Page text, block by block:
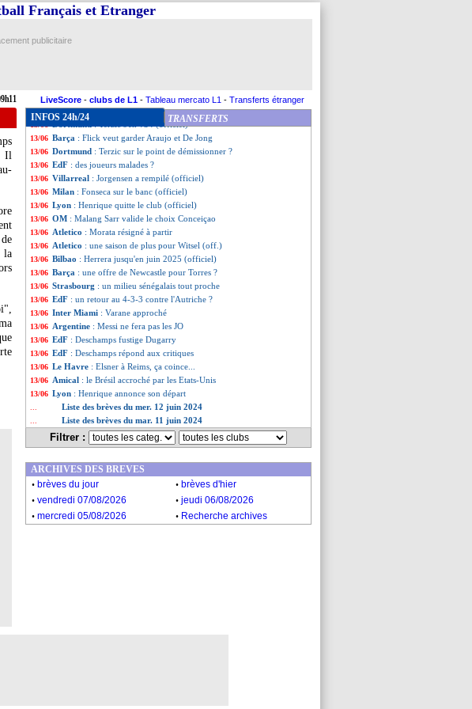
Français et Etranger
publicitaire
LiveScore - clubs de L1 - Tableau mercato L1 - Transferts étranger
Il
la
INFOS 24h/24 TRANSFERTS
13/06 Newcastle: Lloyd Kelly a signé (officiel)
13/06 EdF: quand Mbappé a consolé Clauss...
13/06 Espagne
13/06 Barça: des salaires difficiles à verser ?
13/06 OM: un rebondissement avec De Zerbi !
: Terzic s'en va ! (officiel)
13/06 Barça : Flick veut garder Araujo et De Jong
13/06 Dortmund : Terzic sur le point de démissionner ?
13/06 EdF : des joueurs malades ?
13/06 Villarreal : Jorgensen a rempilé (officiel)
13/06 Milan : Fonseca sur le banc (officiel)
13/06 Lyon : Henrique quitte le club (officiel)
13/06 OM : Malang Sarr valide le choix Conceiçao
13/06 Atletico : Morata résigné à partir
13/06 Atletico : une saison de plus pour Witsel (off.)
13/06 Bilbao : Herrera jusqu'en juin 2025 (officiel)
13/06 Barça : une offre de Newcastle pour Torres ?
13/06 Strasbourg : un milieu sénégalais tout proche
13/06 EdF : un retour au 4-3-3 contre l'Autriche ?
13/06 Inter Miami : Varane approché
13/06 Argentine : Messi ne fera pas les JO
13/06 EdF : Deschamps fustige Dugarry
13/06 EdF : Deschamps répond aux critiques
13/06 Le Havre : Elsner à Reims, ça coince...
13/06 Amical : le Brésil accroché par les Etats-Unis
13/06 Lyon : Henrique annonce son départ
Liste des brèves du mer. 12 juin 2024
Liste des brèves du mar. 11 juin 2024
Filtrer :
ARCHIVES DES BREVES
. brèves du jour . brèves d'hier
. vendredi 07/08/2026 . jeudi 06/08/2026
. mercredi 05/08/2026 . Recherche archives